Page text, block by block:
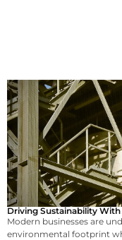
Driving Sustainability With
Modern businesses are
environmental footprint